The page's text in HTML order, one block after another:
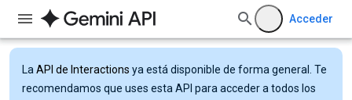
Acceder
La API de Interactions ya está disponible de forma general. Te
recomendamos que uses esta API para acceder a todos los